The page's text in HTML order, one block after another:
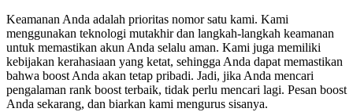
Keamanan Anda adalah prioritas nomor satu kami. Kami
menggunakan teknologi mutakhir dan langkah-langkah keamanan
untuk memastikan akun Anda selalu aman. Kami juga memiliki
kebijakan kerahasiaan yang ketat, sehingga Anda dapat memastikan
bahwa boost Anda akan tetap pribadi. Jadi, jika Anda mencari
pengalaman rank boost terbaik, tidak perlu mencari lagi. Pesan boost
Anda sekarang, dan biarkan kami mengurus sisanya.